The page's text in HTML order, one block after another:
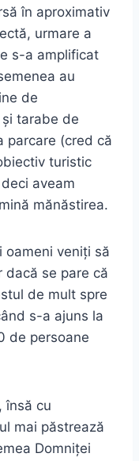
în aproximativ
urmare a
s-a amplificat
au
de
tarabe de
parcare (cred că
turistic
aveam
mănăstirea.
oameni veniți să
dacă se pare că
de mult spre
s-a ajuns la
de persoane
însă cu
mai păstrează
Domniței